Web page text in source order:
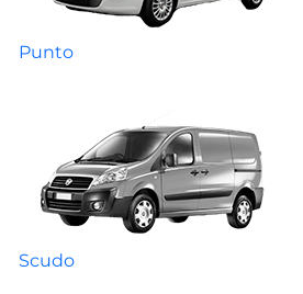
Punto
Scudo